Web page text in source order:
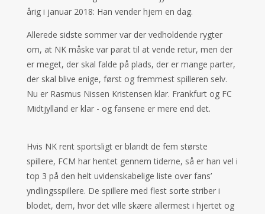
årig i januar 2018: Han vender hjem en dag.
Allerede sidste sommer var der vedholdende rygter
om, at NK måske var parat til at vende retur, men der
er meget, der skal falde på plads, der er mange parter,
der skal blive enige, først og fremmest spilleren selv.
Nu er Rasmus Nissen Kristensen klar. Frankfurt og FC
Midtjylland er klar - og fansene er mere end det.
Hvis NK rent sportsligt er blandt de fem største
spillere, FCM har hentet gennem tiderne, så er han vel i
top 3 på den helt uvidenskabelige liste over fans’
yndlingsspillere. De spillere med flest sorte striber i
blodet, dem, hvor det ville skære allermest i hjertet og